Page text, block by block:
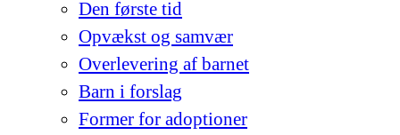
Den første tid
Opvækst og samvær
Overlevering af barnet
Barn i forslag
Former for adoptioner